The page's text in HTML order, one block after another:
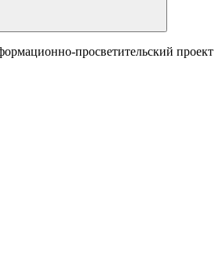
просветительский проект